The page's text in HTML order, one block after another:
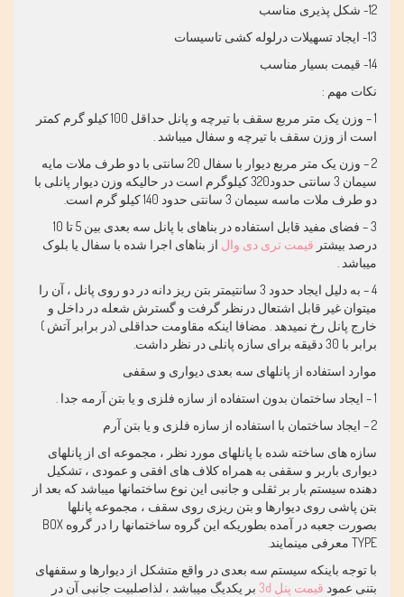
12- شکل پذیری مناسب
13- ایجاد تسهیلات درلوله کشی تاسیسات
14- قیمت بسیار مناسب
نکات مهم :
1 – وزن یک متر مربع سقف با تیرچه و پانل حداقل 100 کیلو گرم کمتر
است از وزن سقف با تیرچه و سفال میباشد .
2 – وزن یک متر مربع دیوار با سفال 20 سانتی با دو طرف ملات مایه
سیمان 3 سانتی حدود320 کیلوگرم است در حالیکه وزن دیوار پانلی با
دو طرف ملات ماسه سیمان 3 سانتی حدود 140 کیلو گرم است.
3 – فضای مفید قابل استفاده در بناهای با پانل سه بعدی بین 5 تا 10
درصد بیشتر قیمت تری دی وال از بناهای اجرا شده با سفال یا بلوک
میباشد .
4 – به دلیل ایجاد حدود 3 سانتیمتر بتن ریز دانه در دو روی پانل ، آن را
میتوان غیر قابل اشتعال درنظر گرفت و گسترش شعله در داخل و
خارج پانل رخ نمیدهد . مضافا اینکه مقاومت حداقلی (در برابر آتش )
برابر با 30 دقیقه برای سازه پانلی در نظر داشت.
موارد استفاده از پانلهای سه بعدی دیواری و سقفی
1 – ایجاد ساختمان بدون استفاده از سازه فلزی و یا بتن آرمه جدا .
2 – ایجاد ساختمان با استفاده از سازه فلزی و یا بتن آرم
سازه های ساخته شده با پانلهای مورد نظر ، مجموعه ای از پانلهای
دیواری باربر و سقفی به همراه کلاف های افقی و عمودی ، تشکیل
دهنده سیستم بار بر ثقلی و جانبی این نوع ساختمانها میباشد که بعد از
بتن پاشی روی دیوارها و بتن ریزی روی سقف ، مجموعه پانلها
بصورت جعبه در آمده بطوریکه این گروه ساختمانها را در گروه BOX
TYPE معرفی مینمایند.
با توجه باینکه سیستم سه بعدی در واقع متشکل از دیوارها و سقفهای
بتنی عمود قیمت پنل 3d
بر یکدیگ میباشد ، لذاصلبیت جانبی آن در